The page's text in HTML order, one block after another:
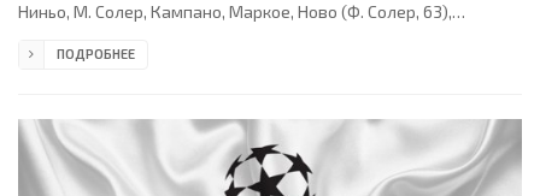
Ниньо, М. Солер, Кампано, Маркое, Ново (Ф. Солер, 63),
"Панатинаикос" (Афины): Никополидис, Гумас, Воколос,
Наказания: Воколос, 15. Роблес, 76. Луке, 86 (предупреждения).
Судья: К.-Э. Нильссон (Швеция). 30
ПОДРОБНЕЕ